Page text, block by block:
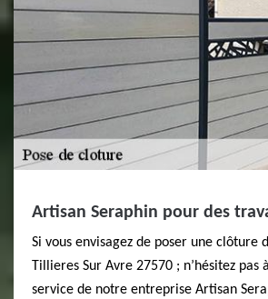
Artisan Seraphin pour des
Si vous envisagez de poser une clôture
Tillieres Sur Avre 27570 ; n’hésitez pas
service de notre entreprise Artisan